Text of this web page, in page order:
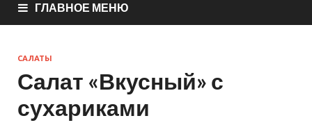
ГЛАВНОЕ МЕНЮ
САЛАТЫ
Салат «Вкусный» с
сухариками